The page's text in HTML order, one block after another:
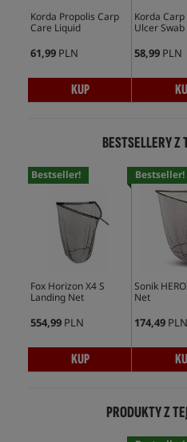
Korda Propolis Carp
Care Liquid
61,99 PLN
KUP
Korda Carp
Ulcer Swab
58,99 PLN
BESTSELLERY Z
Bestseller!
Fox Horizon X4 S
Landing Net
554,99 PLN
KUP
Bestseller!
Sonik
Net
174,49 PLN
PRODUKTY Z